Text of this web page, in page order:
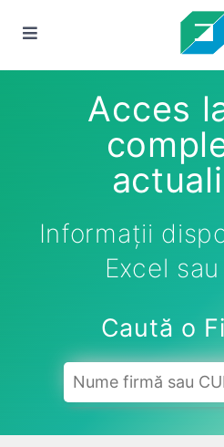
Acces
Informații
Excel
Caută o